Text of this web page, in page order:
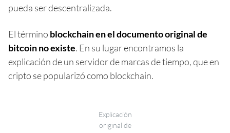
pueda ser descentralizada.
El término blockchain en el documento original de
bitcoin no existe. En su lugar encontramos la
explicación de un servidor de marcas de tiempo, que en
cripto se popularizó como blockchain.
Explicación
original de